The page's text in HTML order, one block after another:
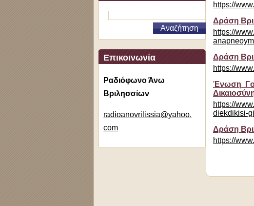
ιστότοπο
Επικοινωνία
Ραδιόφωνο Άνω
Βριλησσίων
radioanovrilissia@yahoo.
com
https://
Δράση
https://
Δράση
https://
Ένωση
https://
diekdikisi-
Δράση
https://